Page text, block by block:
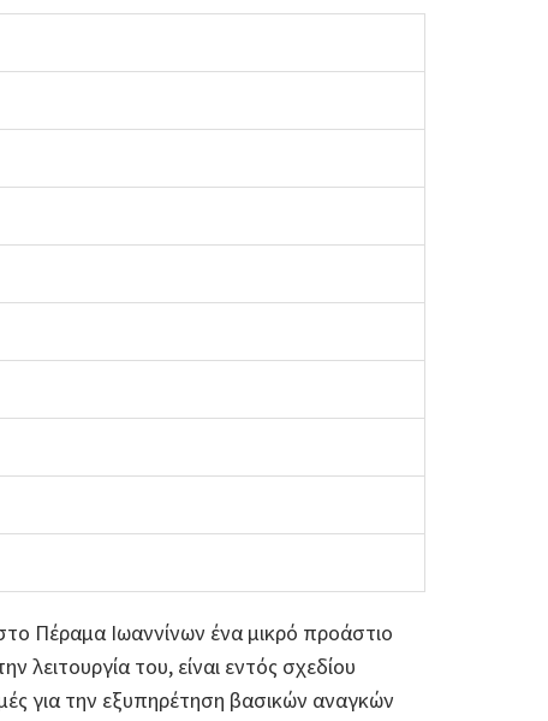
Πέραμα Ιωαννίνων ένα μικρό προάστιο
λειτουργία του, είναι εντός σχεδίου
για την εξυπηρέτηση βασικών αναγκών